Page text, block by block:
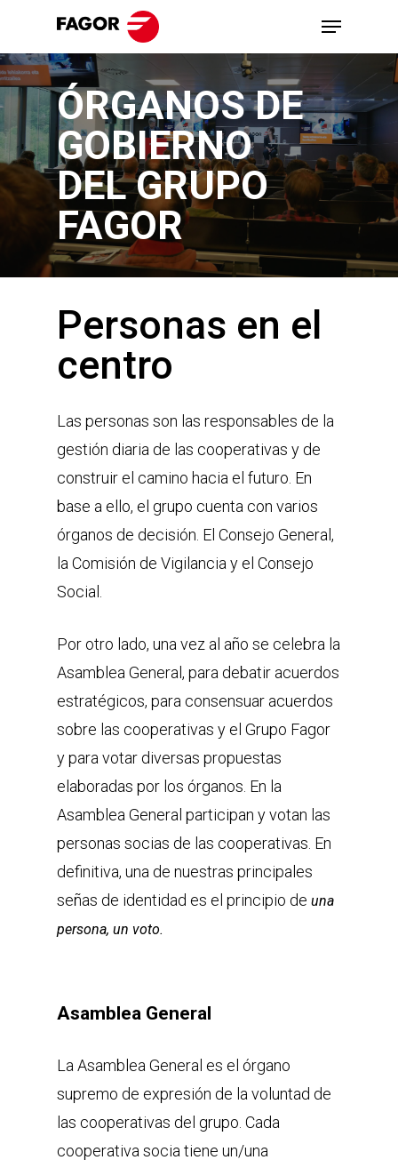
main
content
Menu
ÓRGANOS DE
GOBIERNO
DEL GRUPO
FAGOR
Personas en el
centro
Las personas son las responsables de la
gestión diaria de las cooperativas y de
construir el camino hacia el futuro. En
base a ello, el grupo cuenta con varios
órganos de decisión. El Consejo General,
la Comisión de Vigilancia y el Consejo
Social.
Por otro lado, una vez al año se celebra la
Asamblea General, para debatir acuerdos
estratégicos, para consensuar acuerdos
sobre las cooperativas y el Grupo Fagor
y para votar diversas propuestas
elaboradas por los órganos. En la
Asamblea General participan y votan las
personas socias de las cooperativas. En
definitiva, una de nuestras principales
señas de identidad es el principio de una
persona, un voto.
Asamblea General
La Asamblea General es el órgano
supremo de expresión de la voluntad de
las cooperativas del grupo. Cada
cooperativa socia tiene un/una